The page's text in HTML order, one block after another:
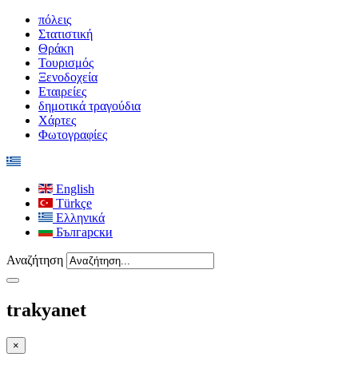
πόλεις
Στατιστική
Θράκη
Τουρισμός
Ξενοδοχεία
Εταιρείες
δημοτικά τραγούδια
Χάρτες
Φωτογραφίες
English
Türkçe
Ελληνικά
Български
Αναζήτηση
trakyanet
×